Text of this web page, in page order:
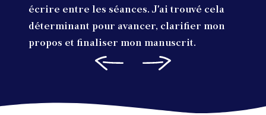
écrire entre les séances. J'ai trouvé cela
déterminant pour avancer, clarifier mon
propos et finaliser mon manuscrit.